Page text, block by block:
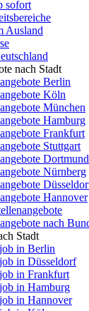
sofort
Ausland
nach Stadt
Berlin
Köln
München
Hamburg
Frankfurt
Stuttgart
Dortmund
Nürnberg
Hannover
nach
Stadt
in Berlin
in Düsseldorf
in Frankfurt
in Hamburg
in Hannover